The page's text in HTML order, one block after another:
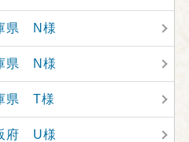
県 N様
県 N様
県 T様
府 U様